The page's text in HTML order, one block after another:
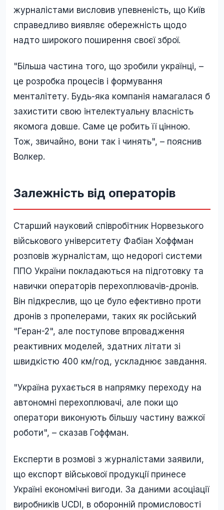
журналістами висловив упевненість, що Київ
справедливо виявляє обережність щодо
надто широкого поширення своєї зброї.
"Більша частина того, що зробили українці, –
це розробка процесів і формування
менталітету. Будь-яка компанія намагалася б
захистити свою інтелектуальну власність
якомога довше. Саме це робить її цінною.
Тож, звичайно, вони так і чинять", – пояснив
Волкер.
Залежність від операторів
Старший науковий співробітник Норвезького
військового університету Фабіан Хоффман
розповів журналістам, що недорогі системи
ППО України покладаються на підготовку та
навички операторів перехоплювачів-дронів.
Він підкреслив, що це було ефективно проти
дронів з пропелерами, таких як російський
"Геран-2", але поступове впровадження
реактивних моделей, здатних літати зі
швидкістю 400 км/год, ускладнює завдання.
"Україна рухається в напрямку переходу на
автономні перехоплювачі, але поки що
оператори виконують більшу частину важкої
роботи", – сказав Гоффман.
Експерти в розмові з журналістами заявили,
що експорт військової продукції принесе
Україні економічні вигоди. За даними асоціації
виробників UCDI, в оборонній промисловості